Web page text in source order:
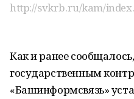
http://svkrb.ru/kam/
Как и ранее сообщалось,
государственным
«Башинформсвязь»